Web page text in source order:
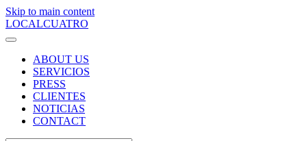
Skip to main content
LOCALCUATRO
ABOUT US
SERVICIOS
PRESS
CLIENTES
NOTICIAS
CONTACT